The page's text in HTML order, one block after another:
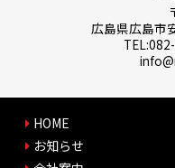
広島県広島市
HOME
お知らせ